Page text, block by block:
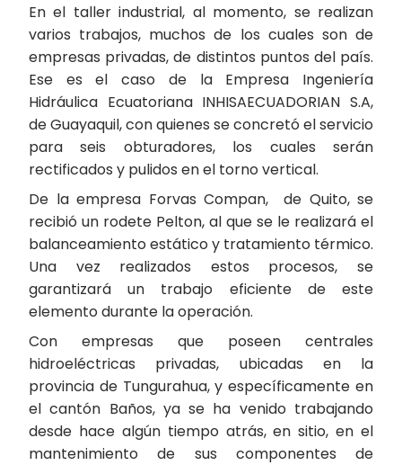
En el taller industrial, al momento, se realizan
varios trabajos, muchos de los cuales son de
empresas privadas, de distintos puntos del país.
Ese es el caso de la Empresa Ingeniería
Hidráulica Ecuatoriana INHISAECUADORIAN S.A,
de Guayaquil, con quienes se concretó el servicio
para seis obturadores, los cuales serán
rectificados y pulidos en el torno vertical.
De la empresa Forvas Compan, de Quito, se
recibió un rodete Pelton, al que se le realizará el
balanceamiento estático y tratamiento térmico.
Una vez realizados estos procesos, se
garantizará un trabajo eficiente de este
elemento durante la operación.
Con empresas que poseen centrales
hidroeléctricas privadas, ubicadas en la
provincia de Tungurahua, y específicamente en
el cantón Baños, ya se ha venido trabajando
desde hace algún tiempo atrás, en sitio, en el
mantenimiento de sus componentes de